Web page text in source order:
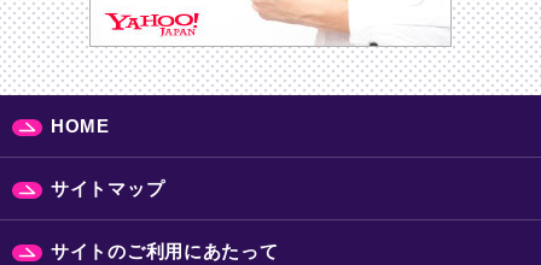
HOME
サイトマップ
サイトのご利用にあたって